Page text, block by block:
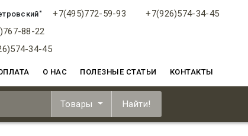
+7(495)772-59-93 +7(926)574-34-45
88-22
34-45
О НАС ПОЛЕЗНЫЕ СТАТЬИ КОНТАКТЫ
Товары Найти!